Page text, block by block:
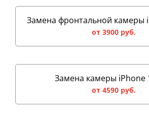
Замена фронтальной камеры
от 3900 руб.
Замена камеры iPhone
от 4590 руб.